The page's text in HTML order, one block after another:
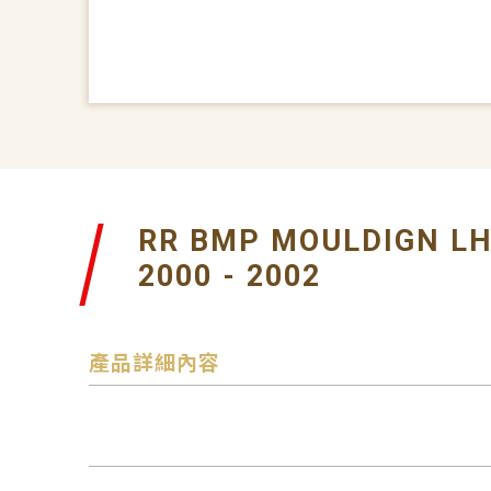
RR BMP MOULDIGN LH
2000 - 2002
產品詳細內容